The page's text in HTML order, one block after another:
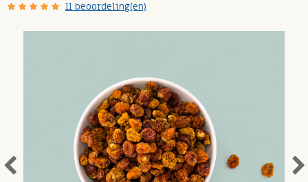
11 beoordeling(en)